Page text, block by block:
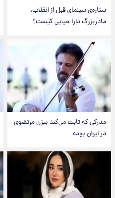
ستاره‌ی سینمای قبل از انقلاب،
مادربزرگ دارا حیایی کیست؟
مدرکی که ثابت می‌کند بیژن مرتضوی
در ایران بوده